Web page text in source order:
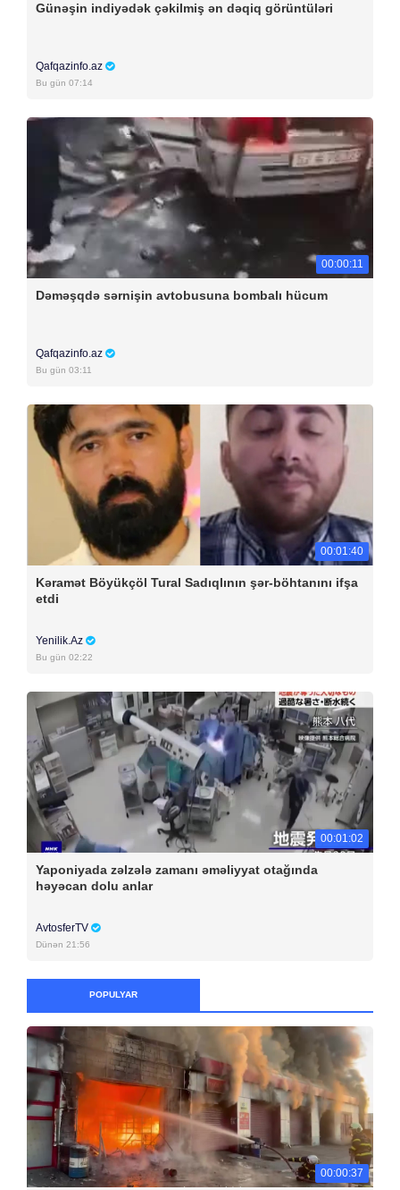
Günəşin indiyədək çəkilmiş ən dəqiq görüntüləri
Qafqazinfo.az
Bu gün 07:14
00:00:11
Dəməşqdə sərnişin avtobusuna bombalı hücum
Qafqazinfo.az
Bu gün 03:11
00:01:40
Kəramət Böyükçöl Tural Sadıqlının şər-böhtanını ifşa
etdi
Yenilik.Az
Bu gün 02:22
00:01:02
Yaponiyada zəlzələ zamanı əməliyyat otağında
həyəcan dolu anlar
AvtosferTV
Dünən 21:56
POPULYAR
00:00:37